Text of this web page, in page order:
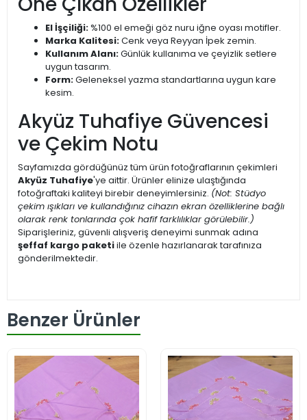
El İşçiliği: %100 el emeği göz nuru iğne oyası motifler.
Marka Kalitesi:Cenk veya Reyyan İpek zemin.
Kullanım Alanı:Günlük kullanıma ve çeyizlik setlere
uygun tasarım.
Form:Geleneksel yazma standartlarına uygun kare
kesim.
Akyüz Tuhafiye Güvencesi
ve Çekim Notu
Sayfamızda gördüğünüz tüm ürün fotoğraflarının çekimleri
Akyüz Tuhafiye'ye aittir. Ürünler elinize ulaştığında
fotoğraftaki kaliteyi birebir deneyimlersiniz. (Not: Stüdyo
çekim ışıkları ve kullandığınız cihazın ekran özelliklerine bağlı
olarak renk tonlarında çok hafif farklılıklar görülebilir.)
Siparişleriniz, güvenli alışveriş deneyimi sunmak adına
şeffaf kargo paketiile özenle hazırlanarak tarafınıza
gönderilmektedir.
Benzer Ürünler